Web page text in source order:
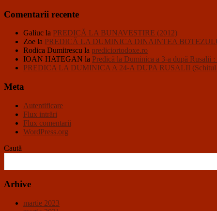
Comentarii recente
Galiuc la PREDICĂ LA BUNAVESTIRE (2012)
Zoe la PREDICĂ LA DUMINICA DINAINTEA
Rodica Dumitrescu la prediciortodoxe.ro
IOAN HATEGAN la Predică la Duminica a 3-a după
PREDICA LA DUMINICA A 24-A DUPA RUSALII (Schitul
Meta
Autentificare
Flux intrări
Flux comentarii
WordPress.org
Caută
Arhive
martie 2023